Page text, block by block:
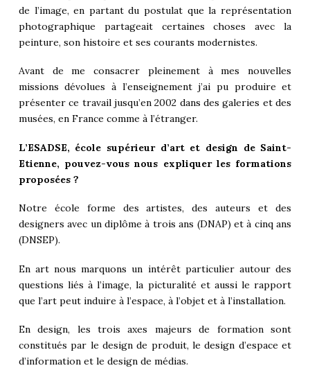
de l’image, en partant du postulat que la représentation
photographique partageait certaines choses avec la
peinture, son histoire et ses courants modernistes.
Avant de me consacrer pleinement à mes nouvelles
missions dévolues à l’enseignement j’ai pu produire et
présenter ce travail jusqu’en 2002 dans des galeries et des
musées, en France comme à l’étranger.
L’ESADSE, école supérieur d’art et design de Saint-
Etienne, pouvez-vous nous expliquer les formations
proposées ?
Notre école forme des artistes, des auteurs et des
designers avec un diplôme à trois ans (DNAP) et à cinq ans
(DNSEP).
En art nous marquons un intérêt particulier autour des
questions liés à l’image, la picturalité et aussi le rapport
que l’art peut induire à l’espace, à l’objet et à l’installation.
En design, les trois axes majeurs de formation sont
constitués par le design de produit, le design d’espace et
d’information et le design de médias.